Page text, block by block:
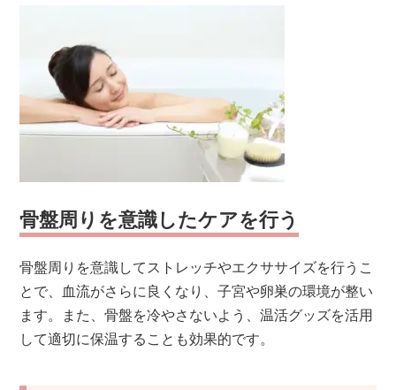
骨盤周りを意識したケアを行う
骨盤周りを意識してストレッチやエクササイズを行うこ
とで、血流がさらに良くなり、子宮や卵巣の環境が整い
ます。また、骨盤を冷やさないよう、温活グッズを活用
して適切に保温することも効果的です。